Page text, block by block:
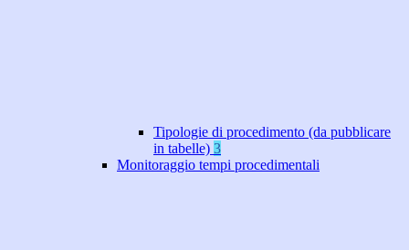
Tipologie di procedimento (da pubblicare
in tabelle) 3
Monitoraggio tempi procedimentali